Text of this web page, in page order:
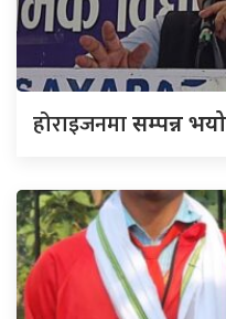
होराइजनमासम्पन्न